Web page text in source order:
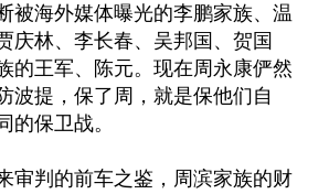
被海外媒体曝光的李鹏家族、温
庆林、李长春、吴邦国、贺国
的王军、陈元。现在周永康俨然
波提，保了周，就是保他们自
的保卫战。
审判的前车之鉴，周滨家族的财